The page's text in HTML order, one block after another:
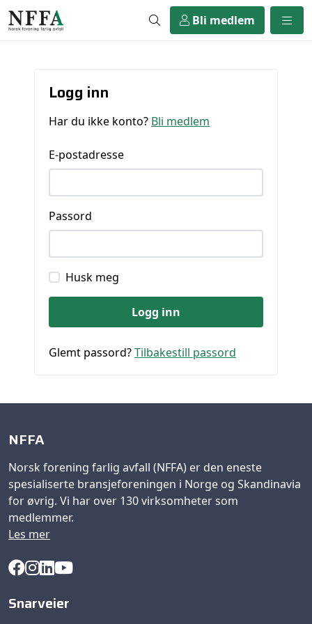
Bli medlem
Logg inn
Har du ikke konto? Bli medlem
E-postadresse
Passord
Husk meg
Logg inn
Glemt passord?Tilbakestill passord
NFFA
Norsk forening farlig avfall (NFFA) er den eneste
spesialiserte bransjeforeningen i Norge og Skandinavia
for øvrig. Vi har over 130 virksomheter som
medlemmer.
Les mer
Snarveier